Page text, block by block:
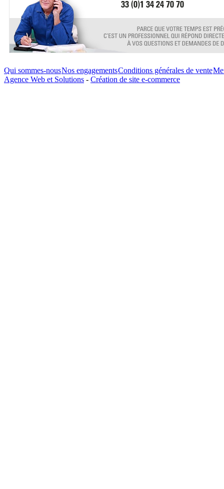
Qui sommes-nousNos engagementsConditions générales de vente
Agence Web et Solutions - Création de site e-commerce